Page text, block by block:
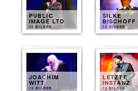
PUBLIC
IMAGE LTD
15 BILDER
SILKE
BISCHOFF
15 BILDER
JOACHIM
WITT
12 BILDER
LETZTE
INSTANZ
12 BILDER